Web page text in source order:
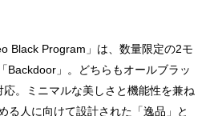
Black Program」は、数量限定の2モ
Backdoor」。どちらもオールブラッ
。ミニマルな美しさと機能性を兼ね
る人に向けて設計された「逸品」と